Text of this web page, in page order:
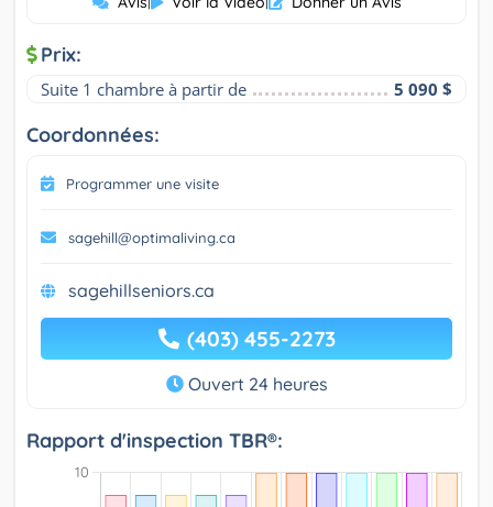
Prix:
Suite 1 chambre à partir de 5 090 $
Coordonnées:
Programmer une visite
sagehill@optimaliving.ca
sagehillseniors.ca
(403) 455-2273
Ouvert 24 heures
Rapport d'inspection TBR®: